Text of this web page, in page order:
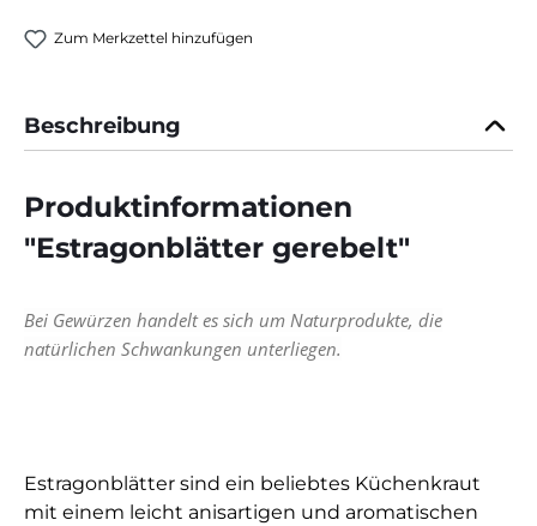
Zum Merkzettel hinzufügen
Beschreibung
Produktinformationen
"Estragonblätter gerebelt"
Bei Gewürzen handelt es sich um Naturprodukte, die
natürlichen Schwankungen unterliegen.
Estragonblätter sind ein beliebtes Küchenkraut
mit einem leicht anisartigen und aromatischen